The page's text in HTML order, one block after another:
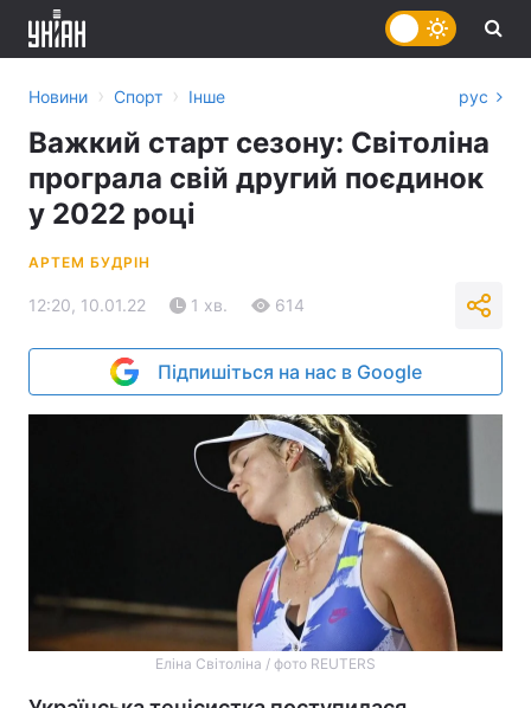
Новини › Спорт › Інше рус
Важкий старт сезону: Світоліна
програла свій другий поєдинок
у 2022 році
АРТЕМ БУДРІН
12:20, 10.01.22 1 хв. 614
Підпишіться на нас в Google
Еліна Світоліна / фото REUTERS